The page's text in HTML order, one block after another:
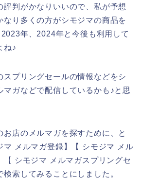
評判がかなりいいので、私が予想
なり多くの方がシモジマの商品を
年、2024年と今後も利用して
ね♪
スプリングセールの情報などをシ
マガなどで配信しているかも♪と思
お店のメルマガを探すために、と
マ メルマガ登録】【 シモジマ メル
【 シモジマ メルマガスプリングセ
索してみることにしました。